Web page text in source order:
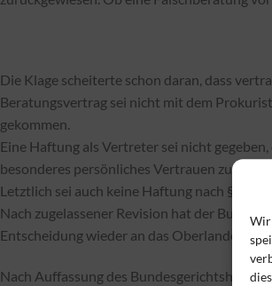
Wir
Die Klage scheiterte schon daran, dass
Beratungsvertrag sei nicht mit dem
gekommen.
Eine Haftung als Vertreter sei nicht
besonderes persönliches Vertrauen zum
Letztlich sei auch keine Haftung nach § 826
Nach zugelassener Revision hat der
Entscheidung wieder an das
Nach Auffassung des Bundesgerichtshofs